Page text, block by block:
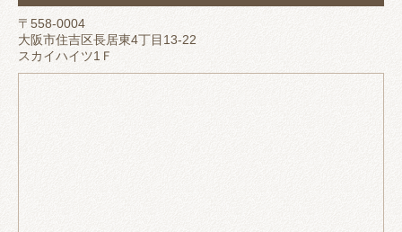
〒558-0004
大阪市住吉区長居東4丁目13-22
スカイハイツ1Ｆ